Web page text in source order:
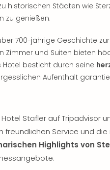
historischen Städten wie
zu genießen.
700-jährige Geschichte
und Suiten bieten
Hotel besticht durch seine
Aufenthalt
Stafler auf Tripadvisor
freundlichen Service und die
Highlights von